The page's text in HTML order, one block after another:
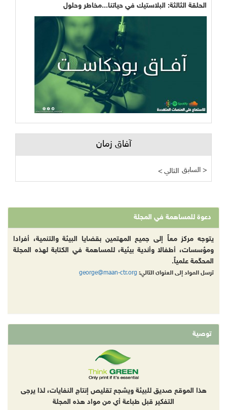
الحلقة الثالثة: البلاستيك في حياتنا...مخاطر وحلول
آفاق زمان
< التالي السابق >
دعوة للمساهمة في المجلة
يتوجه مركز معاً إلى جميع المهتمين بقضايا البيئة والتنمية، أفرادا
ومؤسسات، أطفالا وأندية بيئية، للمساهمة في الكتابة لهذه المجلة
المحكّمة علمياً.
ترسل المواد إلى العنوان التالي: george@maan-ctr.org
توصية
هذا الموقع صديق للبيئة ويشجع تقليص إنتاج النفايات، لذا يرجى
التفكير قبل طباعة أي من مواد هذه المجلة